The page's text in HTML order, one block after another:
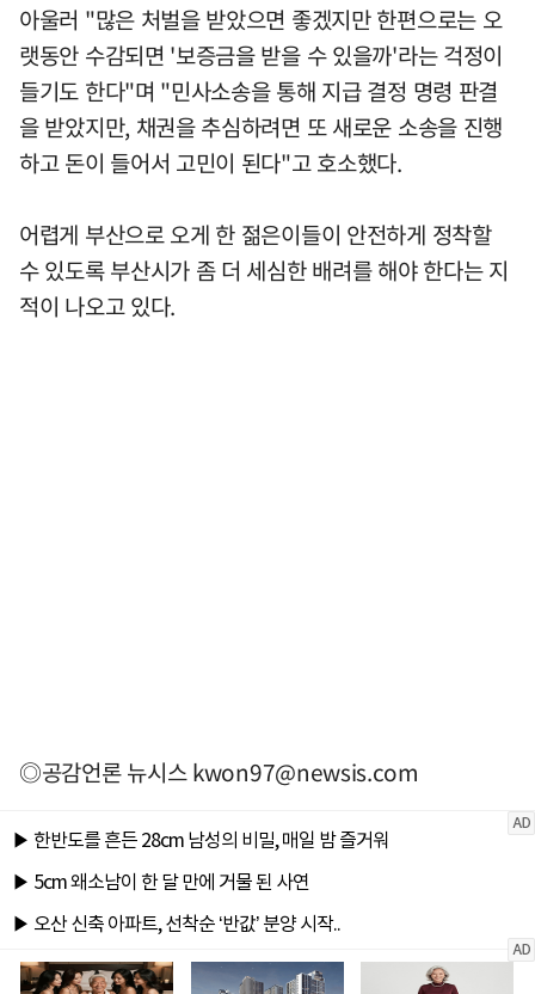
아울러 "많은 처벌을 받았으면 좋겠지만 한편으로는 오
랫동안 수감되면 '보증금을 받을 수 있을까'라는 걱정이
들기도 한다"며 "민사소송을 통해 지급 결정 명령 판결
을 받았지만, 채권을 추심하려면 또 새로운 소송을 진행
하고 돈이 들어서 고민이 된다"고 호소했다.
어렵게 부산으로 오게 한 젊은이들이 안전하게 정착할
수 있도록 부산시가 좀 더 세심한 배려를 해야 한다는 지
적이 나오고 있다.
◎공감언론 뉴시스kwon97@newsis.com